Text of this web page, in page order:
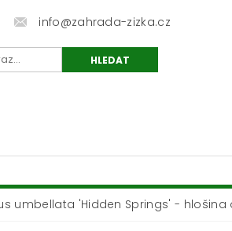
info@zahrada-zizka.cz
umbellata 'Hidden Springs' - hlošina